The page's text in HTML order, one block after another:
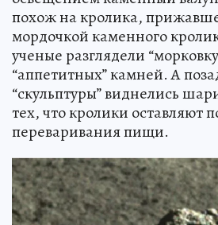
похож на кролика,
мордочкой каменного
ученые разглядели
“аппетитных” камней. А
“скульптуры” виднелись
тех, что кролики оставляют
переваривания пищи.